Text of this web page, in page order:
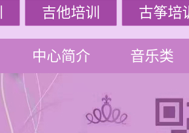
吉他培训 古筝培
中心简介 音乐类